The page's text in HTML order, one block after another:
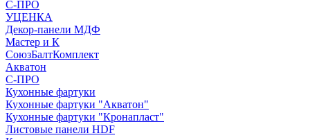
С-ПРО
УЦЕНКА
Декор-панели МДФ
Мастер и К
СоюзБалтКомплект
Акватон
С-ПРО
Кухонные фартуки
Кухонные фартуки "Акватон"
Кухонные фартуки "Кронапласт"
Листовые панели HDF